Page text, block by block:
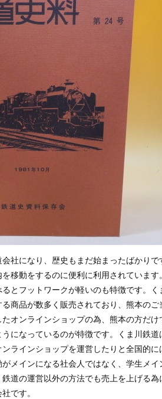
社になり、歴史もまだ始まったばかり
移動をするのに便利に利用されていま
とフットワークが軽いのも特徴です。
商品が数多く販売されており、熊本の
オンラインショップの為、熊本の方だけ
になっているのが特徴です。くま川鉄
ラインショップを運営したりと全国的に
メインになる社会人ではなく、学生メ
道の運営以外の方法でも売上を上げる
です。